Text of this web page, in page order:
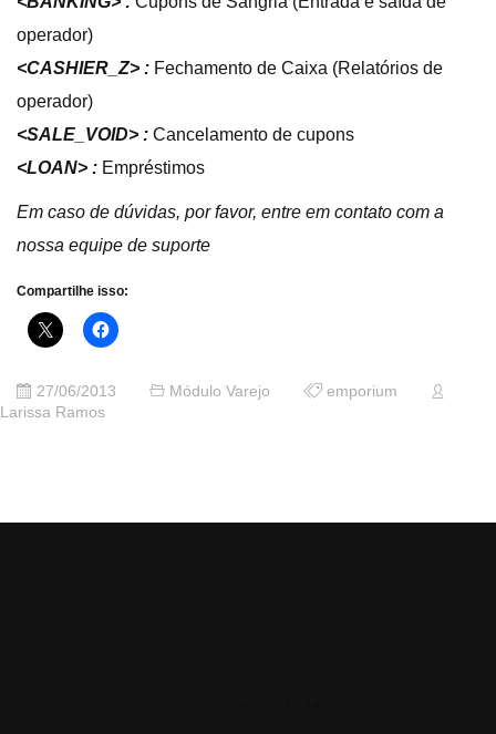
operador)
<CASHIER_Z> : Fechamento de Caixa (Relatórios de
operador)
<SALE_VOID> : Cancelamento de cupons
<LOAN> : Empréstimos
Em caso de dúvidas, por favor, entre em contato com a
nossa equipe de suporte
Compartilhe isso:
27/06/2013 Módulo Varejo
emporium
Larissa Ramos